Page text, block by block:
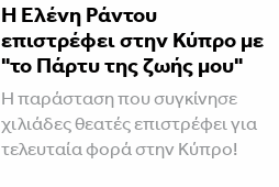
H Ελένη Ράντου
επιστρέφει στην Κύπρο με
"το Πάρτυ της ζωής μου"
Η παράσταση που συγκίνησε
χιλιάδες θεατές επιστρέφει για
τελευταία φορά στην Κύπρο!